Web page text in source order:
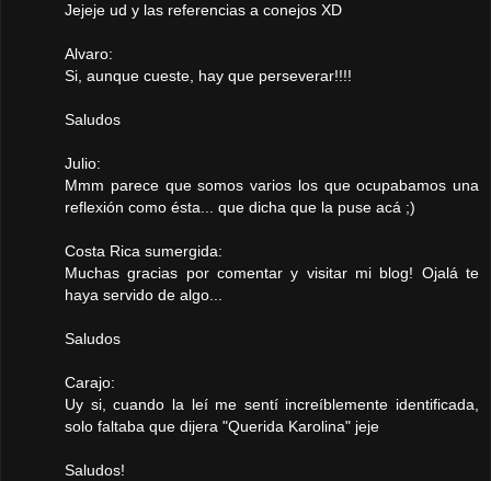
Jejeje ud y las referencias a conejos XD
Alvaro:
Si, aunque cueste, hay que perseverar!!!!
Saludos
Julio:
Mmm parece que somos varios los que ocupabamos una
reflexión como ésta... que dicha que la puse acá ;)
Costa Rica sumergida:
Muchas gracias por comentar y visitar mi blog! Ojalá te
haya servido de algo...
Saludos
Carajo:
Uy si, cuando la leí me sentí increíblemente identificada,
solo faltaba que dijera "Querida Karolina" jeje
Saludos!